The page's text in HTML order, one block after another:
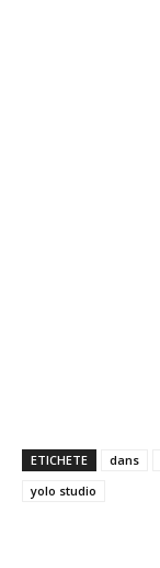
ETICHETE dans
yolo studio